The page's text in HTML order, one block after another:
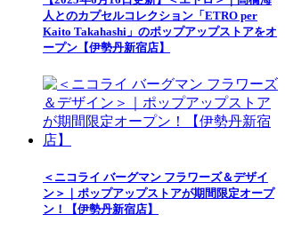
人とのカプセルコレクション「ETRO per
Kaito Takahashi」のポップアップストアをオ
ープン【伊勢丹新宿店】
＜ニコライ バーグマン フラワーズ＆デザイ
ン＞｜ポップアップストアが期間限定オープ
ン！【伊勢丹新宿店】